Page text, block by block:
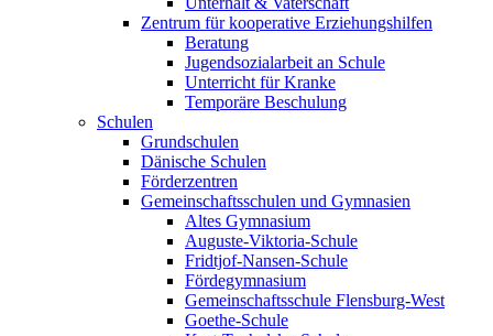
Zentrum für kooperative Erziehungshilfen
Beratung
Jugendsozialarbeit an Schule
Unterricht für Kranke
Temporäre Beschulung
Schulen
Grundschulen
Dänische Schulen
Förderzentren
Gemeinschaftsschulen und Gymnasien
Altes Gymnasium
Auguste-Viktoria-Schule
Fridtjof-Nansen-Schule
Fördegymnasium
Gemeinschaftsschule Flensburg-West
Goethe-Schule